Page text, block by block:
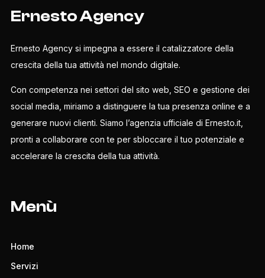
Ernesto Agency
Ernesto Agency si impegna a essere il catalizzatore della
crescita della tua attività nel mondo digitale.
Con competenza nei settori del sito web, SEO e gestione dei
social media, miriamo a distinguere la tua presenza online e a
generare nuovi clienti. Siamo l’agenzia ufficiale di Ernesto.it,
pronti a collaborare con te per sbloccare il tuo potenziale e
accelerare la crescita della tua attività.
Menù
Home
Servizi